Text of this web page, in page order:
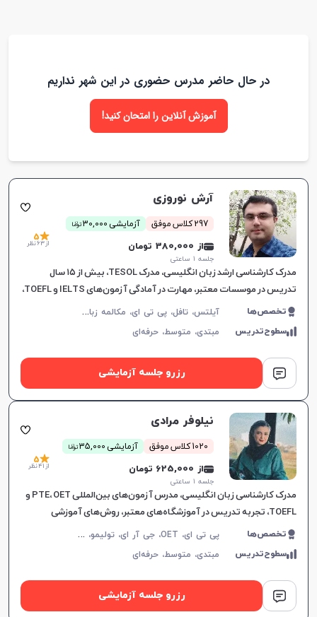
در حال حاضر مدرس حضوری در این شهر نداریم
آموزش آنلاین را امتحان کنید!
آرش نوروزی
297 کلاس موفق آزمایشی 30,000 توما
ن
از 380,000 تومان
جلسه ۱ ساعتی
5
از 63 نظر
مدرک کارشناسی ارشد زبان انگلیسی، مدرک TESOL، بیش از ۱۵ سال
تدریس در موسسات معتبر، مهارت در آمادگی آزمون‌های IELTS و TOEFL،
آموزش هدفمند برای نیازهای خاص زبان‌آموزان.
تخصص‌ها آ
یلتس، تافل، پی تی ای، مکالمه زبان انگلیسی، زبان انگلیسی عمومی، گرامر زبان انگلیسی، زبان انگلیسی تجاری، زبان انگلیسی آمریکایی، زبان انگلیسی کنکور ارشد، زبان انگلیسی کنکور دکتری، دولینگو، سلپیپ
سطوح‌تدریس مبتدی، متوسط،حرفه‌ای
رزرو جلسه آزمایشی
نیلوفر مرادی
1020 کلاس موفق آزمایشی 35,000 توما
ن
از 625,000 تومان
جلسه ۱ ساعتی
5
از 41 نظر
مدرک کارشناسی زبان انگلیسی، مدرس آزمون‌های بین‌المللی PTE، OET و
TOEFL، تجربه تدریس در آموزشگاه‌های معتبر، روش‌های آموزشی
اختصاصی بر اساس شخصیت و سلیقه زبان‌آموز.
تخصص‌ها پ
ی تی ای، OET، جی آر ای، تولیمو، مکالمه زبان انگلیسی، زبان انگلیسی عمومی، گرامر زبان انگلیسی، زبان انگلیسی بریتیش، زبان انگلیسی آمریکایی، زبان انگلیسی کانادایی، زبان انگلیسی استرالیایی، زبان انگلیسی کنکور سراسری، زبان انگلیسی کنکور کاردانی، زبان انگلیسی هفتم دبیرستان، زبان انگلیسی هشتم دبیرستان، زبان انگلیسی نهم دبیرستان، زبان انگلیسی دهم دبیرستان، زبان انگلیسی یازدهم دبیرستان، زبان انگلیسی دوازدهم دبیرستان، زبان انگلیسی کودکان، تافل
سطوح‌تدریس مبتدی، متوسط،حرفه‌ای
رزرو جلسه آزمایشی